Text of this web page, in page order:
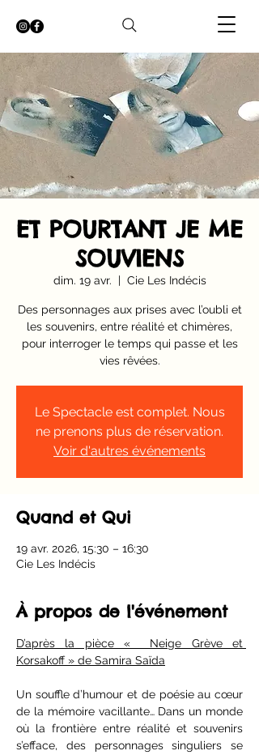
ET POURTANT JE ME
SOUVIENS
dim. 19 avr.
  |
Cie Les Indécis
Des personnages aux prises avec l’oubli et
les souvenirs, entre réalité et chimères,
pour interroger le temps qui passe et les
vies rêvées.
Le Spectacle est complet. Nous
ne prenons plus de réservation.
Voir d'autres événements
Quand et Qui
19 avr. 2026, 15:30 – 16:30
Cie Les Indécis
À propos de l'événement
D’après la pièce «  Neige Grève et
Korsakoff » de Samira Saïda
Un souffle d’humour et de poésie au cœur
de la mémoire vacillante… Dans un monde
où la frontière entre réalité et souvenirs
s’efface, des personnages singuliers se